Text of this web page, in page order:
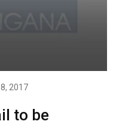
2017
to be